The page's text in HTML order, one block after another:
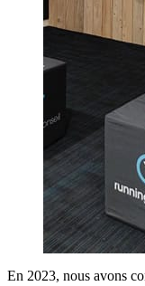
En 2023, nous avons